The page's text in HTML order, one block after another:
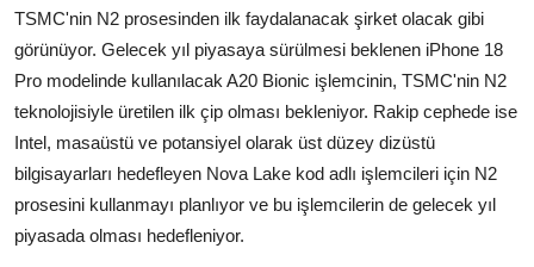
TSMC'nin N2 prosesinden ilk faydalanacak şirket olacak gibi
görünüyor. Gelecek yıl piyasaya sürülmesi beklenen iPhone 18
Pro modelinde kullanılacak A20 Bionic işlemcinin, TSMC'nin N2
teknolojisiyle üretilen ilk çip olması bekleniyor. Rakip cephede ise
Intel, masaüstü ve potansiyel olarak üst düzey dizüstü
bilgisayarları hedefleyen Nova Lake kod adlı işlemcileri için N2
prosesini kullanmayı planlıyor ve bu işlemcilerin de gelecek yıl
piyasada olması hedefleniyor.